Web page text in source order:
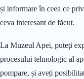
și informare în ceea ce
ceva interesant de făcut.
La Muzeul Apei, puteți
procesului tehnologic al
pompare, și aveți